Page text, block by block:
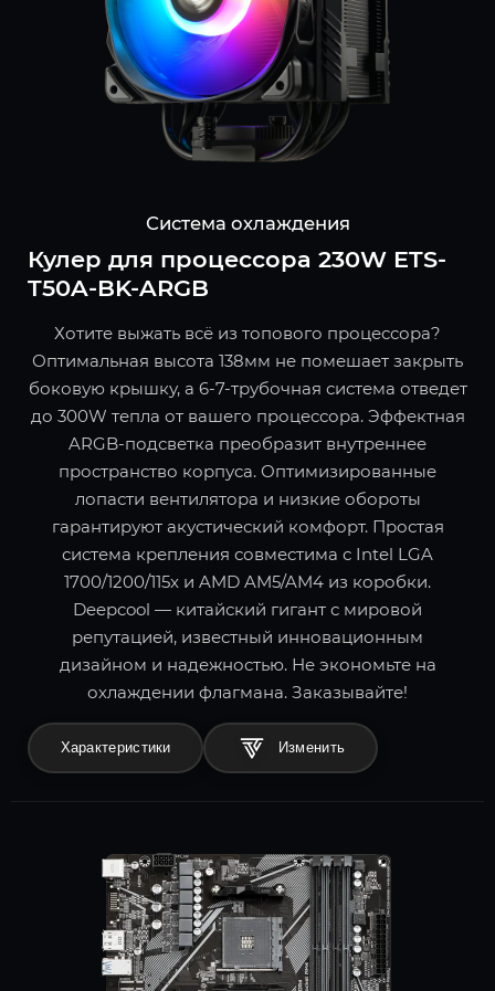
Система охлаждения
Кулер для процессора 230W ETS-
T50A-BK-ARGB
Хотите выжать всё из топового процессора?
Оптимальная высота 138мм не помешает закрыть
боковую крышку, а 6-7-трубочная система отведет
до 300W тепла от вашего процессора. Эффектная
ARGB-подсветка преобразит внутреннее
пространство корпуса. Оптимизированные
лопасти вентилятора и низкие обороты
гарантируют акустический комфорт. Простая
система крепления совместима с Intel LGA
1700/1200/115x и AMD AM5/AM4 из коробки.
Deepcool — китайский гигант с мировой
репутацией, известный инновационным
дизайном и надежностью. Не экономьте на
охлаждении флагмана. Заказывайте!
Характеристики